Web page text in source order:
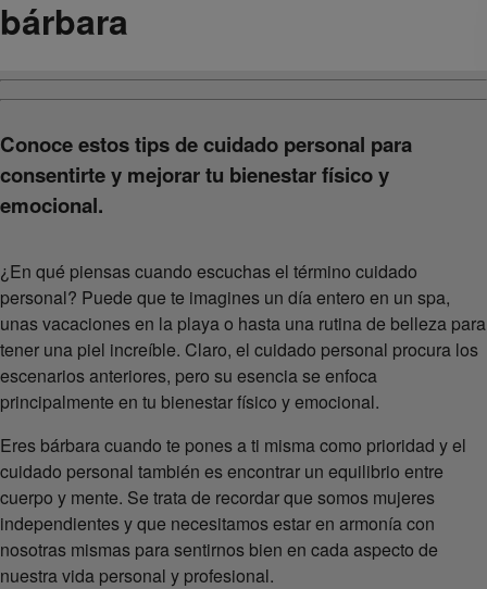
bárbara
Conoce estos tips de cuidado personal para
consentirte y mejorar tu bienestar físico y
emocional.
¿En qué piensas cuando escuchas el término cuidado
personal? Puede que te imagines un día entero en un spa,
unas vacaciones en la playa o hasta una rutina de belleza para
tener una piel increíble. Claro, el cuidado personal procura los
escenarios anteriores, pero su esencia se enfoca
principalmente en tu bienestar físico y emocional.
Eres bárbara cuando te pones a ti misma como prioridad y el
cuidado personal también es encontrar un equilibrio entre
cuerpo y mente. Se trata de recordar que somos mujeres
independientes y que necesitamos estar en armonía con
nosotras mismas para sentirnos bien en cada aspecto de
nuestra vida personal y profesional.